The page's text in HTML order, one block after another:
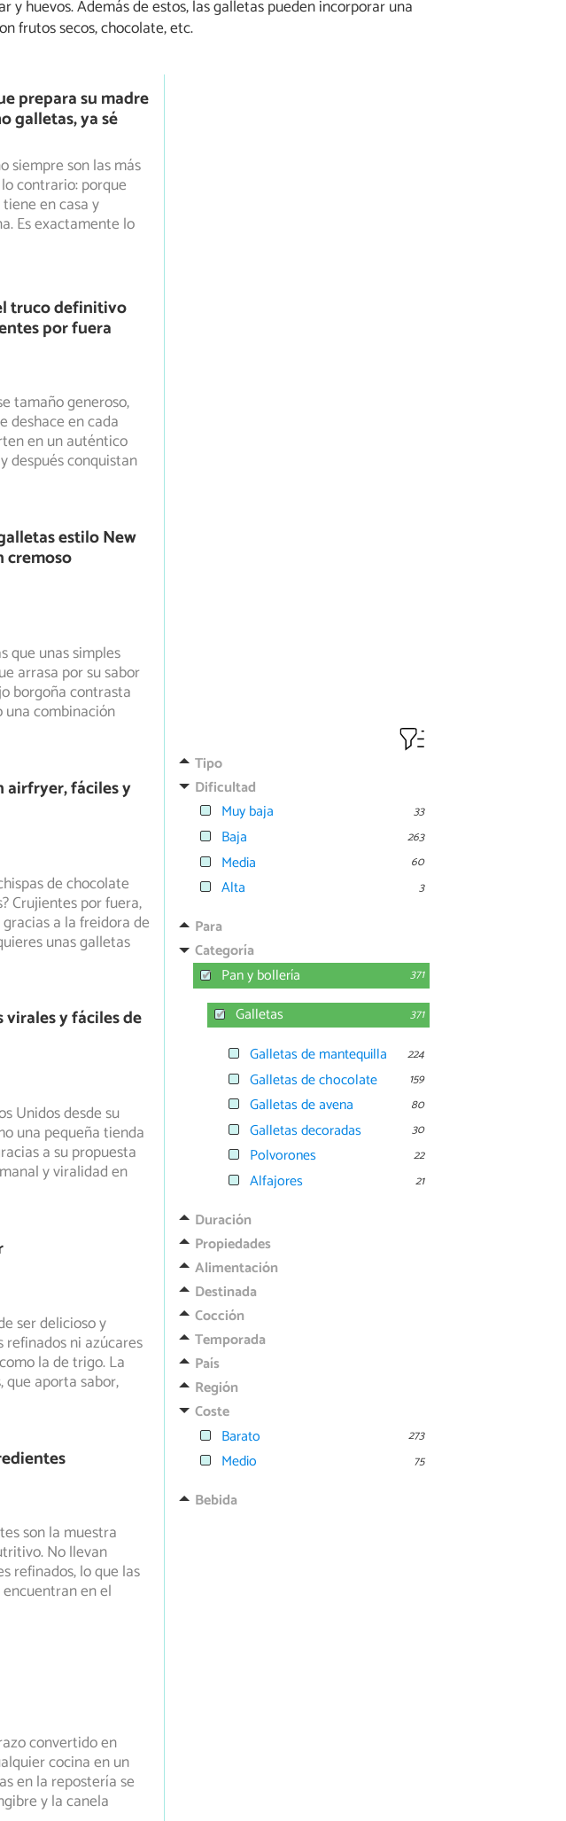
huevos. Además de estos, las galletas pueden incorporar una
frutos secos, chocolate, etc.
prepara su madre
galletas, ya sé
siempre son las más
contrario: porque
en casa y
Es exactamente lo
truco definitivo
por fuera
tamaño generoso,
deshace en cada
en un auténtico
después conquistan
estilo New
cremoso
que unas simples
arrasa por su sabor
borgoña contrasta
una combinación
airfryer, fáciles y
de chocolate
Crujientes por fuera,
a la freidora de
unas galletas
virales y fáciles de
Unidos desde su
una pequeña tienda
a su propuesta
y viralidad en
ser delicioso y
refinados ni azúcares
la de trigo. La
aporta sabor,
son la muestra
No llevan
refinados, lo que las
en el
convertido en
cocina en un
en la repostería se
y la canela
Tipo
Dificultad
Muy baja
33
Baja 263
Media 60
Alta 3
Para
Categoría
Pan y bollería
371
Galletas 371
Galletas de mantequilla 224
Galletas de chocolate 159
Galletas de avena 80
Galletas decoradas 30
Polvorones 22
Alfajores 21
Duración
Propiedades
Alimentación
Destinada
Cocción
Temporada
País
Región
Coste
Barato
273
Medio 75
Bebida